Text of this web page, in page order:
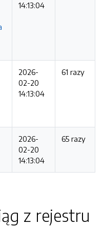
14:13:04
2026-
02-20
14:13:04
61 razy
2026-
02-20
14:13:04
65 razy
z rejestru